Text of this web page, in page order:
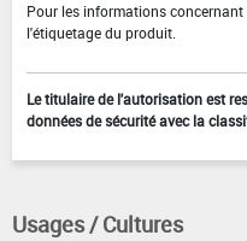
Pour les informations concernant
l'étiquetage du produit.
Le titulaire de l'autorisation est
données de sécurité avec la
Usages / Cultures